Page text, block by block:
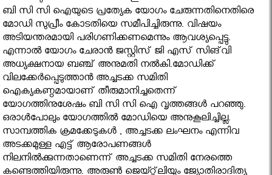
ബി സി സി ഐയുടെ പ്രത്യേക യോഗം ചേരുന്നതിനെതിരെ
മോഡി സുപ്രീം കോടതിയെ സമീപിച്ചിരുന്നു. വിഷയം
അടിയന്തരമായി പരിഗണിക്കണമെന്നും ആവശ്യപ്പെട്ടു.
എന്നാല്‍ യോഗം ചേരാന്‍ ജസ്റ്റിസ് ജി എസ് സിങ്‌വി
അധ്യക്ഷനായ ബഞ്ച് അനുമതി നല്‍കി.മോഡിക്ക്
വിലക്കേര്‍പ്പെടുത്താന്‍ അച്ചടക്ക സമിതി
ഐക്യകണ്ഠമായാണ് തീരുമാനിച്ചതെന്ന്
യോഗത്തിനുശേഷം ബി സി സി ഐ വൃത്തങ്ങള്‍ പറഞ്ഞു.
ഒരാള്‍പോലും യോഗത്തില്‍ മോഡിയെ അനുകൂലിച്ചില്ല.
സാമ്പത്തിക ക്രമക്കേടുകള്‍ , അച്ചടക്ക ലംഘനം എന്നിവ
അടക്കമുള്ള എട്ട് ആരോപണങ്ങള്‍
നിലനില്‍ക്കുന്നതാണെന്ന് അച്ചടക്ക സമിതി നേരത്തെ